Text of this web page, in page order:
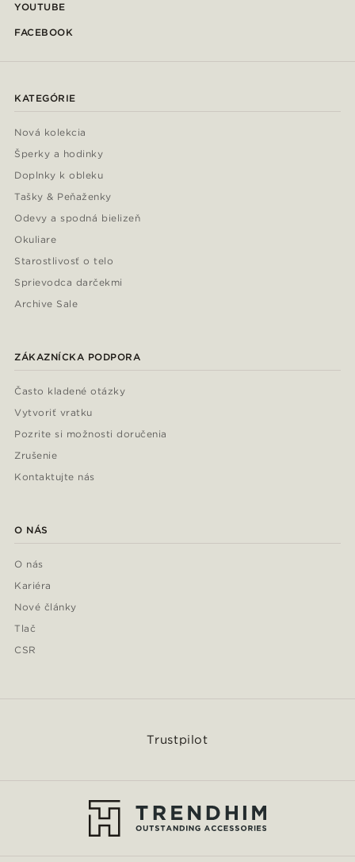
YOUTUBE
FACEBOOK
KATEGÓRIE
Nová kolekcia
Šperky a hodinky
Doplnky k obleku
Tašky & Peňaženky
Odevy a spodná bielizeň
Okuliare
Starostlivosť o telo
Sprievodca darčekmi
Archive Sale
ZÁKAZNÍCKA PODPORA
Často kladené otázky
Vytvoriť vratku
Pozrite si možnosti doručenia
Zrušenie
Kontaktujte nás
O NÁS
O nás
Kariéra
Nové články
Tlač
CSR
Trustpilot